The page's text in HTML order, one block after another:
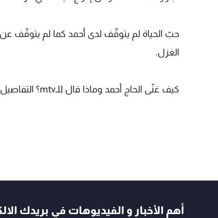
حبّ الحياة لم يتوقّف لدى أحمد كما لم يتوقّف عن
الغزل.
كيف غنّى الحاج أحمد وماذا قال للـmtv؟ التفاصيل في الفيديو المرفق.
أهم الأخبار و الفيديوهات في بريدك